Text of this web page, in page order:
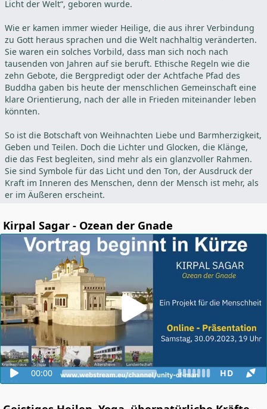
Licht der Welt“, geboren wurde.
Wie er kamen immer wieder Heilige, die aus ihrer Verbindung
zu Gott heraus sprachen und die Welt nachhaltig veränderten.
Sie waren ein solches Vorbild, dass man sich noch nach
tausenden von Jahren auf sie beruft. Ethische Regeln wie die
zehn Gebote, die Bergpredigt oder der Achtfache Pfad des
Buddha gaben bis heute der menschlichen Gemeinschaft eine
klare Orientierung, nach der alle in Frieden miteinander leben
könnten.
So ist die Botschaft von Weihnachten Liebe und Barmherzigkeit,
Geben und Teilen. Doch die Lichter und Glocken, die Klänge,
die das Fest begleiten, sind mehr als ein glanzvoller Rahmen.
Sie sind Symbole für das Licht und den Ton, der Ausdruck der
Kraft im Inneren des Menschen, denn der Mensch ist mehr, als
er im Äußeren erscheint.
Kirpal Sagar - Ozean der Gnade
00:00 HD